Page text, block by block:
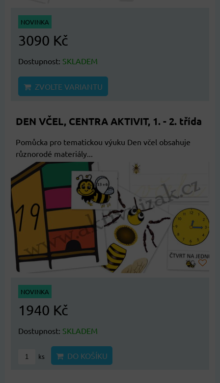
NOVINKA
3090 Kč
Dostupnost: SKLADEM
ZVOLTE VARIANTU
DEN VČEL, CENTRA AKTIVIT, 1. - 2. třída
Pomůcka pro tematickou výuku Den včel obsahuje
různorodé materiály...
NOVINKA
1940 Kč
Dostupnost: SKLADEM
ks DO KOŠÍKU